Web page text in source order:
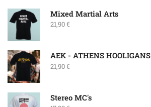
Mixed Martial Arts
21,90€
ΑΕΚ - ATHENS HOOLIGANS
21,90€
Stereo MC's